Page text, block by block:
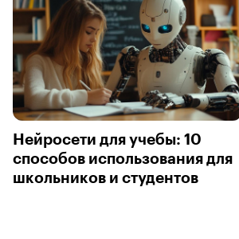
Нейросети для учебы: 10
способов использования для
школьников и студентов